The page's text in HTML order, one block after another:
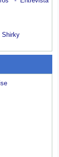
Shirky